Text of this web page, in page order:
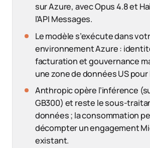
sur Azure, avec Opus 4.8 et
l’API Messages.
Le modèle s’exécute dans
environnement Azure :
facturation et gouvernance
une zone de données US
Anthropic opère l’inférence
GB300) et reste le sous-
données ; la consommation
décompter un engagement
existant.